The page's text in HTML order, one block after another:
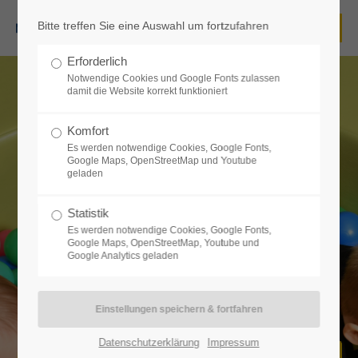
Benutzername
Passwort
Anmelden
Register|Lost your password?
Support
Bitte treffen Sie eine Auswahl um fortzufahren
Erforderlich
Notwendige Cookies und Google Fonts zulassen
damit die Website korrekt funktioniert
Komfort
Es werden notwendige Cookies, Google Fonts,
Google Maps, OpenStreetMap und Youtube
geladen
Statistik
Es werden notwendige Cookies, Google Fonts,
Google Maps, OpenStreetMap, Youtube und
Google Analytics geladen
Datenschutzerklärung Impressum